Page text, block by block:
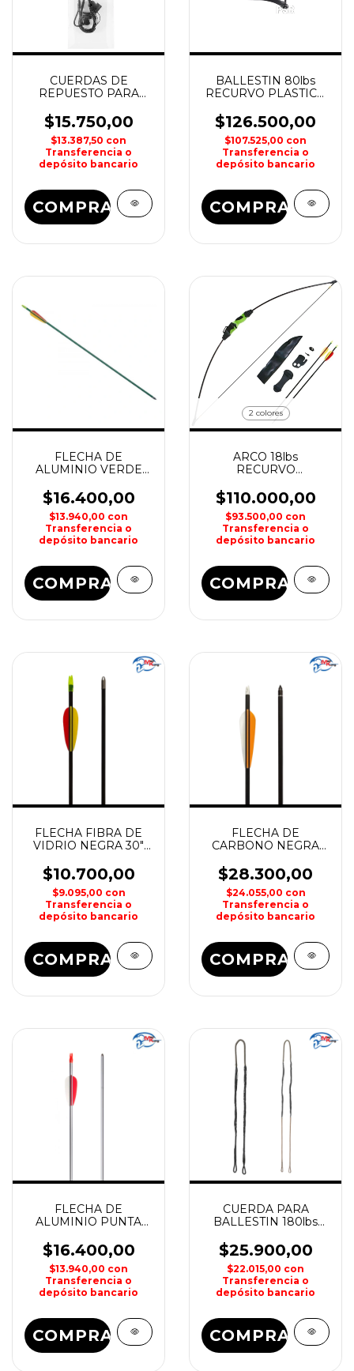
CUERDAS DE
REPUESTO PARA
CROSSBOW
$15.750,00
$13.387,50 con
Transferencia o
depósito bancario
BALLESTIN 80lbs
RECURVO PLASTICO
$126.500,00
$107.525,00 con
Transferencia o
depósito bancario
COMPRAR
FLECHA DE
ALUMINIO VERDE
$16.400,00
$13.940,00 con
Transferencia o
depósito bancario
2 colores
ARCO 18lbs
RECURVO
MAN KUNG
$110.000,00
$93.500,00 con
Transferencia o
depósito bancario
COMPRAR
FLECHA FIBRA DE
VIDRIO NEGRA 30"
$10.700,00
$9.095,00 con
Transferencia o
depósito bancario
FLECHA DE
CARBONO NEGRA
MAN KUNG
$28.300,00
$24.055,00 con
Transferencia o
depósito bancario
FLECHA DE
ALUMINIO PUNTA
$16.400,00
$13.940,00 con
Transferencia o
depósito bancario
CUERDA PARA
BALLESTIN 180lbs
CROSSBOW MAN
KUNG
$25.900,00
$22.015,00 con
Transferencia o
depósito bancario